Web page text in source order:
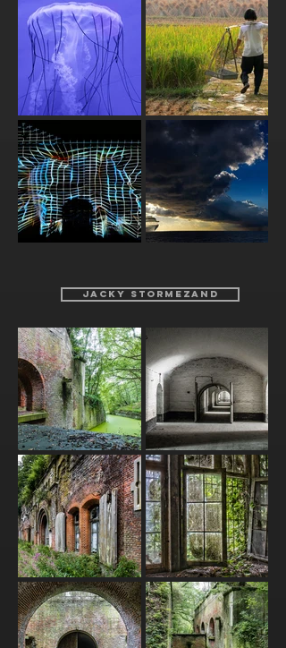
JACKY STORMEZAND